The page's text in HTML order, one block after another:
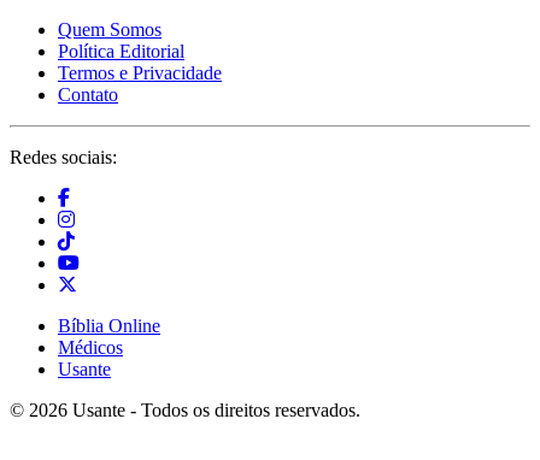
Quem Somos
Política Editorial
Termos e Privacidade
Contato
Redes sociais:
Bíblia Online
Médicos
Usante
© 2026 Usante - Todos os direitos reservados.